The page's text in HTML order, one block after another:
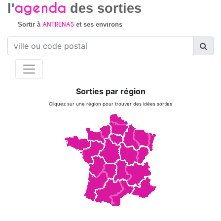
l'agenda des sorties
Sortir à ANTRENASet ses environs
Sorties par région
Cliquez sur une région pour trouver des idées sorties